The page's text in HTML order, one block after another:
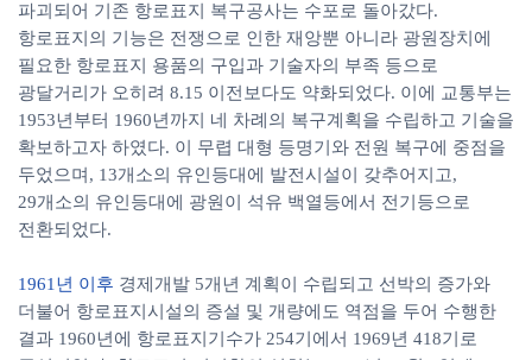
파괴되어 기존 항로표지 복구공사는 수포로 돌아갔다.
항로표지의 기능은 전쟁으로 인한 재앙뿐 아니라 광원장치에
필요한 항로표지 용품의 구입과 기술자의 부족 등으로
광달거리가 오히려 8.15 이전보다도 약화되었다. 이에 교통부는
1953년부터 1960년까지 네 차례의 복구계획을 수립하고 기술을
확보하고자 하였다. 이 무렵 대형 등명기와 전원 복구에 중점을
두었으며, 13개소의 유인등대에 발전시설이 갖추어지고,
29개소의 유인등대에 광원이 석유 백열등에서 전기등으로
전환되었다.
1961년 이후 경제개발 5개년 계획이 수립되고 선박의 증가와
더불어 항로표지시설의 증설 및 개량에도 역점을 두어 수행한
결과 1960년에 항로표지기수가 254기에서 1969년 418기로